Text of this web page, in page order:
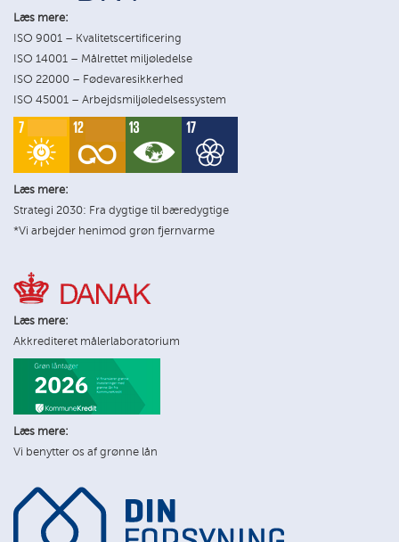
Læs mere:
ISO 9001 – Kvalitetscertificering
ISO 14001 – Målrettet miljøledelse
ISO 22000 – Fødevaresikkerhed
ISO 45001 – Arbejdsmiljøledelsessystem
Læs mere:
Strategi 2030: Fra dygtige til bæredygtige
*Vi arbejder henimod grøn fjernvarme
Læs mere:
Akkrediteret målerlaboratorium
Læs mere:
Vi benytter os af grønne lån